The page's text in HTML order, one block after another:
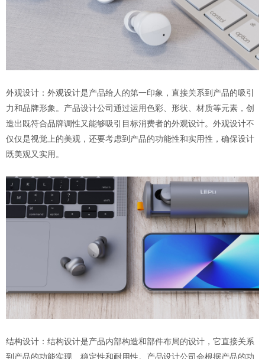
外观设计： 外观设计是产品给人的第一印象，直接关系到产品的吸引
力和品牌形象。产品设计公司通过运用色彩、形状、材质等元素，创
造出既符合品牌调性又能够吸引目标消费者的外观设计。外观设计不
仅仅是视觉上的美观，还要考虑到产品的功能性和实用性，确保设计
既美观又实用。
结构设计：结构设计是产品内部构造和部件布局的设计，它直接关系
到产品的功能实现、稳定性和耐用性。产品设计公司会根据产品的功